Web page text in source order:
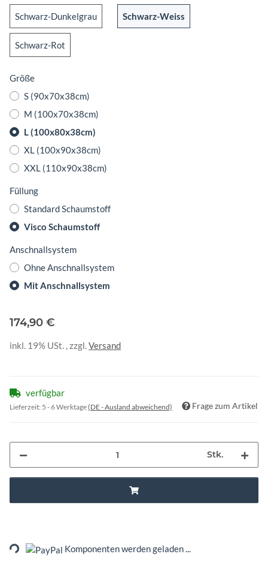
Schwarz-DunkelgrauSchwarz-Dunkelgrau
Schwarz-Weiss
Schwarz-Rot
Größe
S (90x70x38cm)
M (100x70x38cm)
L (100x80x38cm)
XL (100x90x38cm)
XXL (110x90x38cm)
Füllung
Standard Schaumstoff
Visco Schaumstoff
Anschnallsystem
Ohne Anschnallsystem
Mit Anschnallsystem
174,90 €
inkl. 19% USt. , zzgl.Versand
verfügbar
Lieferzeit: 5 - 6 Werktage(DE - Ausland abweichend) Frage zum Artikel
Stk.
Komponenten werden geladen ...